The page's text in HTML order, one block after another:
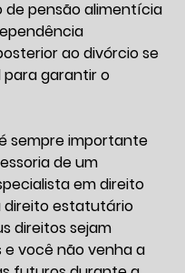
pensão alimentícia
ao divórcio se
garantir o
sempre importante
de um
em direito
direito estatutário
direitos sejam
e você não venha a